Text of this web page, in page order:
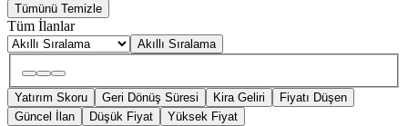
Tümünü Temizle
Tüm İlanlar
Akıllı Sıralama
Yatırım Skoru Geri Dönüş Süresi Kira Geliri
Fiyatı Düşen
Güncel İlan
Düşük Fiyat Yüksek Fiyat